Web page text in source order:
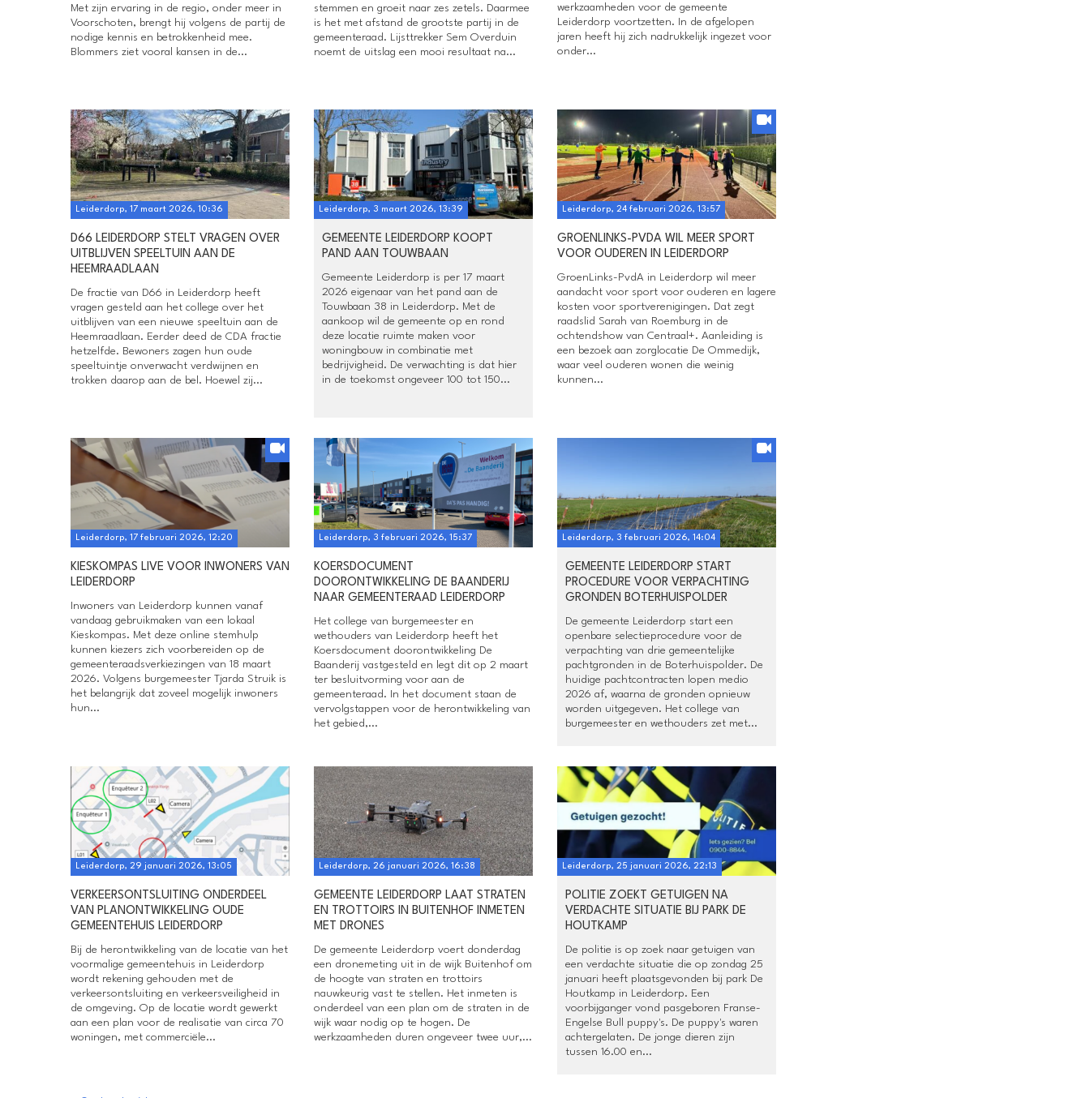
Met zijn ervaring in de regio, onder meer in
Voorschoten, brengt hij volgens de partij de
nodige kennis en betrokkenheid mee.
Blommers ziet vooral kansen in de...
stemmen en groeit naar zes zetels. Daarmee
is het met afstand de grootste partij in de
gemeenteraad. Lijsttrekker Sem Overduin
noemt de uitslag een mooi resultaat na...
werkzaamheden voor de gemeente
Leiderdorp voortzetten. In de afgelopen
jaren heeft hij zich nadrukkelijk ingezet voor
onder...
Leiderdorp, 17 maart 2026, 10:36
D66 LEIDERDORP STELT VRAGEN OVER
UITBLIJVEN SPEELTUIN AAN DE
HEEMRAADLAAN
De fractie van D66 in Leiderdorp heeft
vragen gesteld aan het college over het
uitblijven van een nieuwe speeltuin aan de
Heemraadlaan. Eerder deed de CDA fractie
hetzelfde. Bewoners zagen hun oude
speeltuintje onverwacht verdwijnen en
trokken daarop aan de bel. Hoewel zij...
Leiderdorp, 3 maart 2026, 13:39
GEMEENTE LEIDERDORP KOOPT
PAND AAN TOUWBAAN
Gemeente Leiderdorp is per 17 maart
2026 eigenaar van het pand aan de
Touwbaan 38 in Leiderdorp. Met de
aankoop wil de gemeente op en rond
deze locatie ruimte maken voor
woningbouw in combinatie met
bedrijvigheid. De verwachting is dat hier
in de toekomst ongeveer 100 tot 150...
Leiderdorp, 24 februari 2026, 13:57
GROENLINKS-PVDA WIL MEER SPORT
VOOR OUDEREN IN LEIDERDORP
GroenLinks-PvdA in Leiderdorp wil meer
aandacht voor sport voor ouderen en lagere
kosten voor sportverenigingen. Dat zegt
raadslid Sarah van Roemburg in de
ochtendshow van Centraal+. Aanleiding is
een bezoek aan zorglocatie De Ommedijk,
waar veel ouderen wonen die weinig
kunnen...
Leiderdorp, 17 februari 2026, 12:20
KIESKOMPAS LIVE VOOR INWONERS VAN
LEIDERDORP
Inwoners van Leiderdorp kunnen vanaf
vandaag gebruikmaken van een lokaal
Kieskompas. Met deze online stemhulp
kunnen kiezers zich voorbereiden op de
gemeenteraadsverkiezingen van 18 maart
2026. Volgens burgemeester Tjarda Struik is
het belangrijk dat zoveel mogelijk inwoners
hun...
Leiderdorp, 3 februari 2026, 15:37
KOERSDOCUMENT
DOORONTWIKKELING DE BAANDERIJ
NAAR GEMEENTERAAD LEIDERDORP
Het college van burgemeester en
wethouders van Leiderdorp heeft het
Koersdocument doorontwikkeling De
Baanderij vastgesteld en legt dit op 2 maart
ter besluitvorming voor aan de
gemeenteraad. In het document staan de
vervolgstappen voor de herontwikkeling van
het gebied,...
Leiderdorp, 3 februari 2026, 14:04
GEMEENTE LEIDERDORP START
PROCEDURE VOOR VERPACHTING
GRONDEN BOTERHUISPOLDER
De gemeente Leiderdorp start een
openbare selectieprocedure voor de
verpachting van drie gemeentelijke
pachtgronden in de Boterhuispolder. De
huidige pachtcontracten lopen medio
2026 af, waarna de gronden opnieuw
worden uitgegeven. Het college van
burgemeester en wethouders zet met...
Leiderdorp, 29 januari 2026, 13:05
VERKEERSONTSLUITING ONDERDEEL
VAN PLANONTWIKKELING OUDE
GEMEENTEHUIS LEIDERDORP
Bij de herontwikkeling van de locatie van het
voormalige gemeentehuis in Leiderdorp
wordt rekening gehouden met de
verkeersontsluiting en verkeersveiligheid in
de omgeving. Op de locatie wordt gewerkt
aan een plan voor de realisatie van circa 70
woningen, met commerciële...
Leiderdorp, 26 januari 2026, 16:38
GEMEENTE LEIDERDORP LAAT STRATEN
EN TROTTOIRS IN BUITENHOF INMETEN
MET DRONES
De gemeente Leiderdorp voert donderdag
een dronemeting uit in de wijk Buitenhof om
de hoogte van straten en trottoirs
nauwkeurig vast te stellen. Het inmeten is
onderdeel van een plan om de straten in de
wijk waar nodig op te hogen. De
werkzaamheden duren ongeveer twee uur,...
Leiderdorp, 25 januari 2026, 22:13
POLITIE ZOEKT GETUIGEN NA
VERDACHTE SITUATIE BIJ PARK DE
HOUTKAMP
De politie is op zoek naar getuigen van
een verdachte situatie die op zondag 25
januari heeft plaatsgevonden bij park De
Houtkamp in Leiderdorp. Een
voorbijganger vond pasgeboren Franse-
Engelse Bull puppy's. De puppy's waren
achtergelaten. De jonge dieren zijn
tussen 16.00 en...